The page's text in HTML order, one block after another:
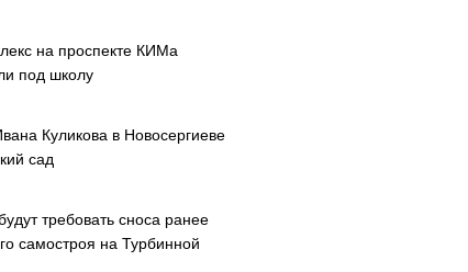
на проспекте КИМа
под школу
Куликова в Новосергиеве
сад
требовать сноса ранее
самостроя на Турбинной